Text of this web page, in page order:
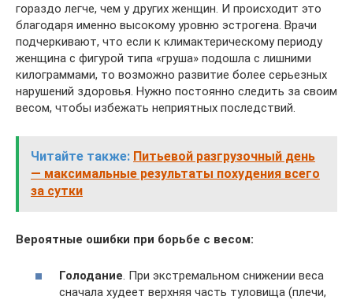
гораздо легче, чем у других женщин. И происходит это
благодаря именно высокому уровню эстрогена. Врачи
подчеркивают, что если к климактерическому периоду
женщина с фигурой типа «груша» подошла с лишними
килограммами, то возможно развитие более серьезных
нарушений здоровья. Нужно постоянно следить за своим
весом, чтобы избежать неприятных последствий.
Читайте также: Питьевой разгрузочный день
— максимальные результаты похудения всего
за сутки
Вероятные ошибки при борьбе с весом:
Голодание. При экстремальном снижении веса
сначала худеет верхняя часть туловища (плечи,